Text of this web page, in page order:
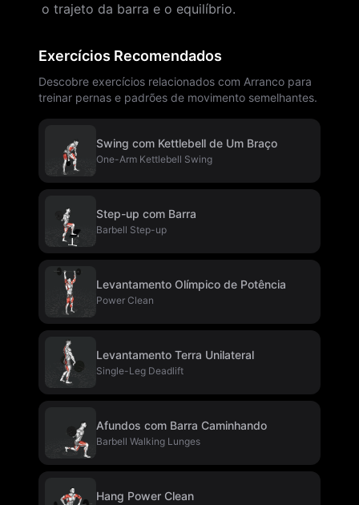
o trajeto da barra e o equilíbrio.
Exercícios Recomendados
Descobre exercícios relacionados com Arranco para
treinar pernas e padrões de movimento semelhantes.
Swing com Kettlebell de Um Braço
One-Arm Kettlebell Swing
Step-up com Barra
Barbell Step-up
Levantamento Olímpico de Potência
Power Clean
Levantamento Terra Unilateral
Single-Leg Deadlift
Afundos com Barra Caminhando
Barbell Walking Lunges
Hang Power Clean